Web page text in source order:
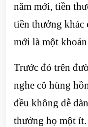
năm mới, tiền
tiền thưởng khác
mới là một
Trước đó trên
nghe cô hùng
đều không dễ
thưởng họ một